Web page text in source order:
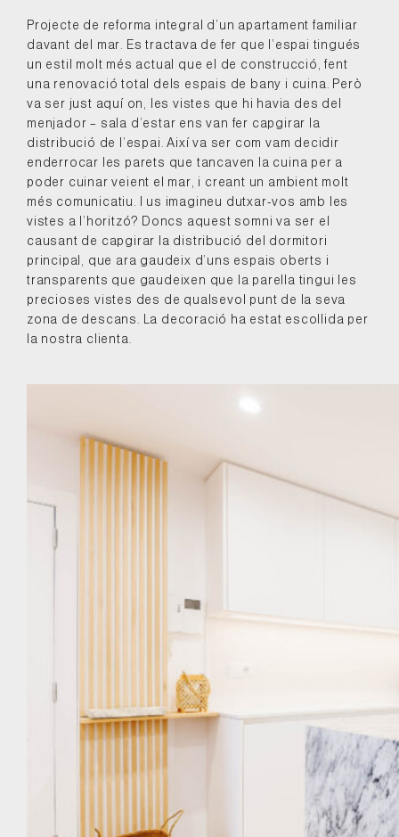
Projecte de reforma integral d’un apartament familiar
davant del mar. Es tractava de fer que l’espai tingués
un estil molt més actual que el de construcció, fent
una renovació total dels espais de bany i cuina. Però
va ser just aquí on, les vistes que hi havia des del
menjador – sala d’estar ens van fer capgirar la
distribució de l’espai. Així va ser com vam decidir
enderrocar les parets que tancaven la cuina per a
poder cuinar veient el mar, i creant un ambient molt
més comunicatiu. I us imagineu dutxar-vos amb les
vistes a l’horitzó? Doncs aquest somni va ser el
causant de capgirar la distribució del dormitori
principal, que ara gaudeix d’uns espais oberts i
transparents que gaudeixen que la parella tingui les
precioses vistes des de qualsevol punt de la seva
zona de descans. La decoració ha estat escollida per
la nostra clienta.